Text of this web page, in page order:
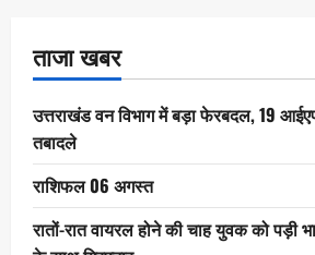
ताजा खबर
उत्तराखंड वन विभाग में बड़ा फेरबदल, 19
तबादले
राशिफल 06 अगस्त
रातों-रात वायरल होने की चाह युवक को पड़ी